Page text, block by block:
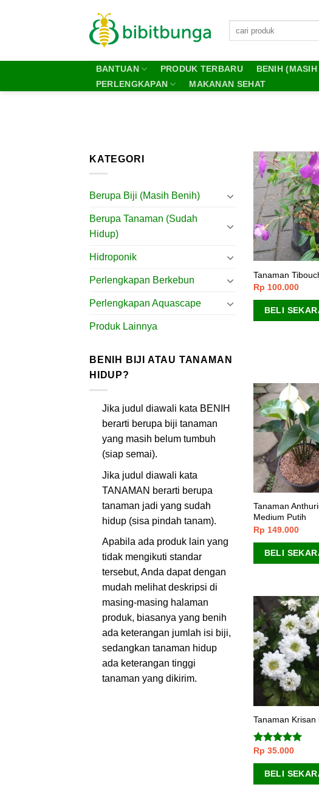
BANTUAN PRODUK TERBARU BENIH
PERLENGKAPAN
MAKANAN SEHAT
KATEGORI
Berupa Biji (Masih Benih)
Berupa Tanaman (Sudah
Hidup)
Hidroponik
Perlengkapan Berkebun
Perlengkapan Aquascape
Produk Lainnya
BENIH BIJI ATAU TANAMAN
HIDUP?
Jika judul diawali kata BENIH
berarti berupa biji tanaman
yang masih belum tumbuh
(siap semai).
Jika judul diawali kata
TANAMAN berarti berupa
tanaman jadi yang sudah
hidup (sisa pindah tanam).
Apabila ada produk lain yang
tidak mengikuti standar
tersebut, Anda dapat dengan
mudah melihat deskripsi di
masing-masing halaman
produk, biasanya yang benih
ada keterangan jumlah isi biji,
sedangkan tanaman hidup
ada keterangan tinggi
tanaman yang dikirim.
Tanaman
Rp 100.000
BELI
Tanaman
Medium Putih
Rp 149.000
BELI
Tanaman Krisan
Dinilai5.00
dari 5
Rp 35.000
BELI